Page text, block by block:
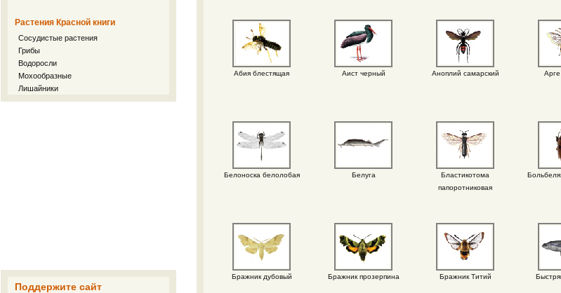
Растения Красной книги
Сосудистые растения
Грибы
Водоросли
Мохообразные
Лишайники
Поддержите сайт
Абия блестящая Аист черный Аноплий самарский
Белоноска белолобая Белуга
Бластикотома
папоротниковая
Бражник дубовый Бражник прозерпина Бражник Титий